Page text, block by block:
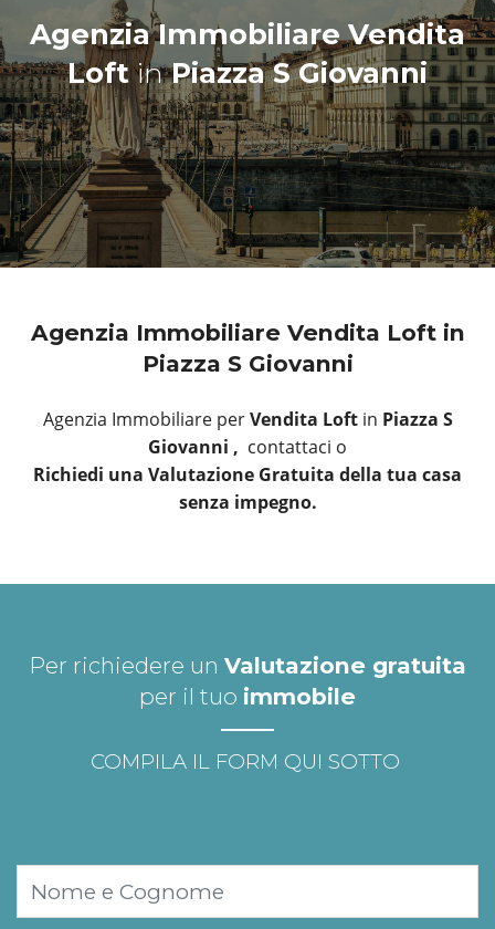
Agenzia Immobiliare Vendita
LoftinPiazza S Giovanni
Agenzia Immobiliare Vendita Loft in
Piazza S Giovanni
Agenzia Immobiliare perVendita Loft in Piazza S
Giovanni , contattaci o
Richiedi una Valutazione Gratuita della tua casa
senza impegno.
Per richiedere un Valutazione gratuita
per il tuo immobile
COMPILA IL FORM QUI SOTTO